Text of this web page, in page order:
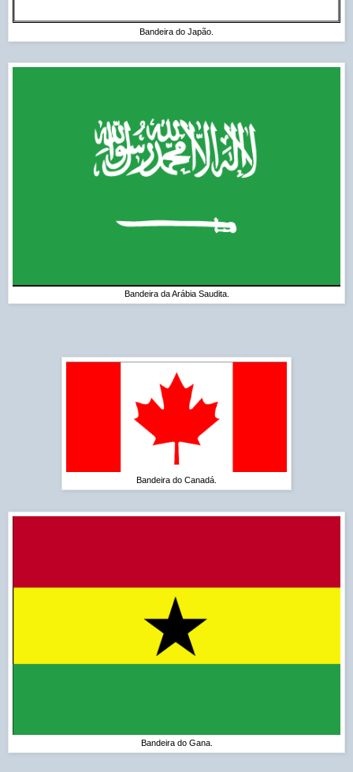
Bandeira do Japão.
Bandeira da Arábia Saudita.
Bandeira do Canadá.
Bandeira do Gana.